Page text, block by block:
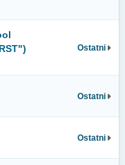
Ostatni
Ostatni
Ostatni